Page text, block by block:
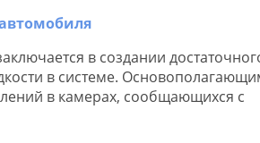
в создании
в системе.
в камерах, сообщающихся с